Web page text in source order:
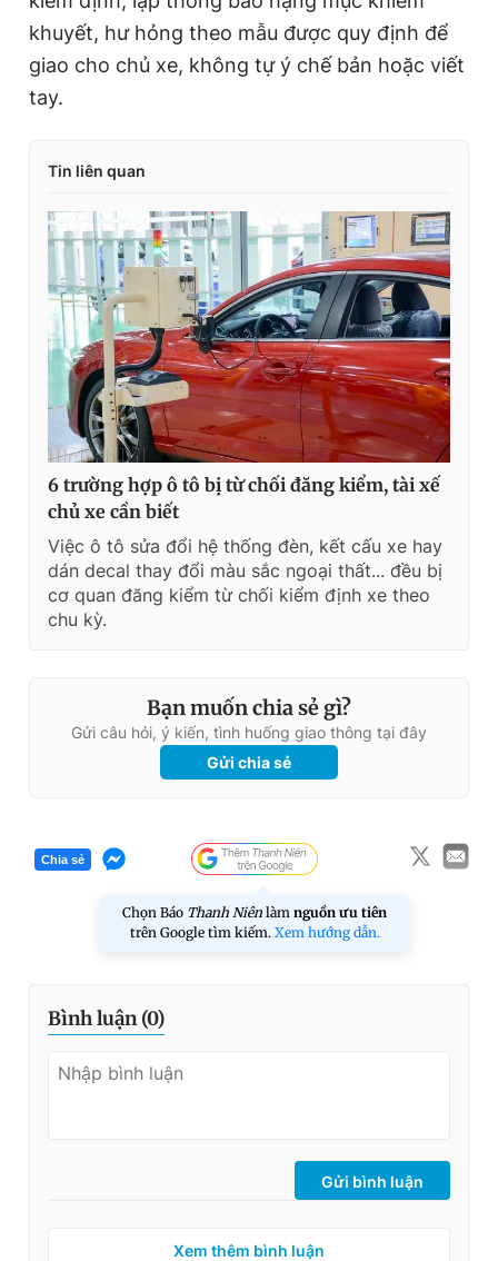
khuyết, hư hỏng theo mẫu được quy định để
giao cho chủ xe, không tự ý chế bản hoặc viết
tay.
Tin liên quan
6 trường hợp ô tô bị từ chối đăng kiểm, tài xế
chủ xe cần biết
Việc ô tô sửa đổi hệ thống đèn, kết cấu xe hay
dán decal thay đổi màu sắc ngoại thất... đều bị
cơ quan đăng kiểm từ chối kiểm định xe theo
chu kỳ.
Bạn muốn chia sẻ gì?
Gửi câu hỏi, ý kiến, tình huống giao thông tại đây
Gửi chia sẻ
Chia sẻ
Chọn Báo Thanh Niên làm nguồn ưu tiên
trên Google tìm kiếm. Xem hướng dẫn.
Bình luận (0)
Gửi bình luận
Xem thêm bình luận